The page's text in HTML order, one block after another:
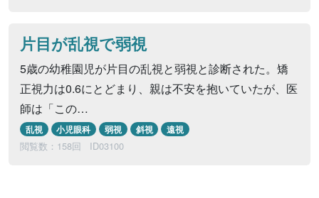
片目が乱視で弱視
5歳の幼稚園児が片目の乱視と弱視と診断された。矯
正視力は0.6にとどまり、親は不安を抱いていたが、医
師は「この…
乱視 小児眼科 弱視 斜視 遠視
閲覧数：158回 ID03100